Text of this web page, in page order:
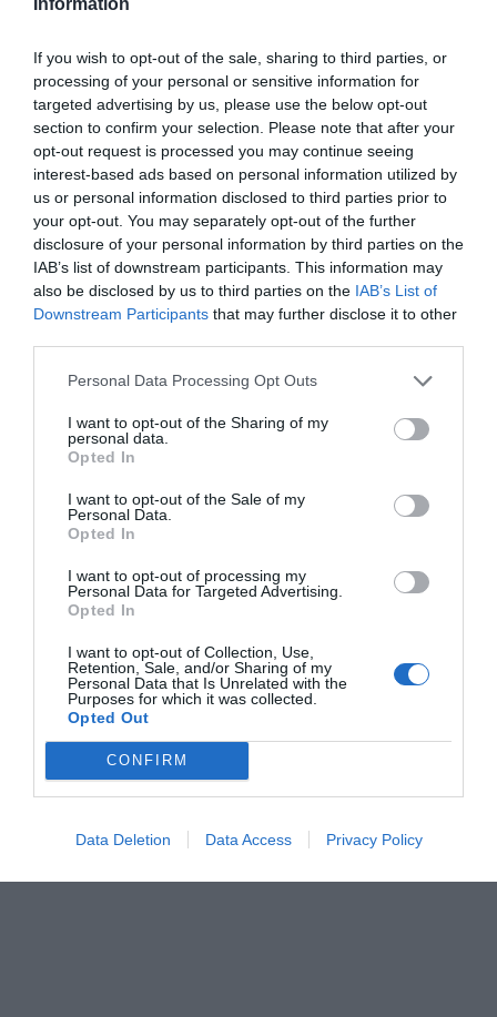
If you wish to opt-out of the sale, sharing to third parties, or
processing of your personal or sensitive information for
targeted advertising by us, please use the below opt-out
section to confirm your selection. Please note that after your
opt-out request is processed you may continue seeing
interest-based ads based on personal information utilized by
us or personal information disclosed to third parties prior to
your opt-out. You may separately opt-out of the further
disclosure of your personal information by third parties on the
IAB’s list of downstream participants. This information may
also be disclosed by us to third parties on the IAB’s List of
Downstream Participants that may further disclose it to other
Personal Data Processing Opt Outs
I want to opt-out of the Sharing of my
personal data.
Opted In
I want to opt-out of the Sale of my
Personal Data.
Opted In
I want to opt-out of processing my
Personal Data for Targeted Advertising.
Opted In
I want to opt-out of Collection, Use,
Retention, Sale, and/or Sharing of my
Personal Data that Is Unrelated with the
Purposes for which it was collected.
Opted Out
CONFIRM
Data Deletion Data Access Privacy Policy
concejala de Deportes, Estefanía Sales, ha
destacado que "a lo largo de estos 35 años, este órgano
ha sido una pieza clave en el impulso, la promoción y
la consolidación del deporte en Segorbe, sabiendo
adaptarse a los nuevos tiempos y evolucionando junto
a la sociedad". Tanto Sales como laalcaldesa, M.ª
Carmen Climent, han trasladado su agradecimiento a
actividad física
saludablesen el municipio.
tiene raíces profundas. El municipio ya registraba
manifestaciones de actividad física y lúdica a
mediados del siglo XVIII, con juegos en la calle que
anticipaban lo que con el tiempo se convertiría en una
institucionalmente.